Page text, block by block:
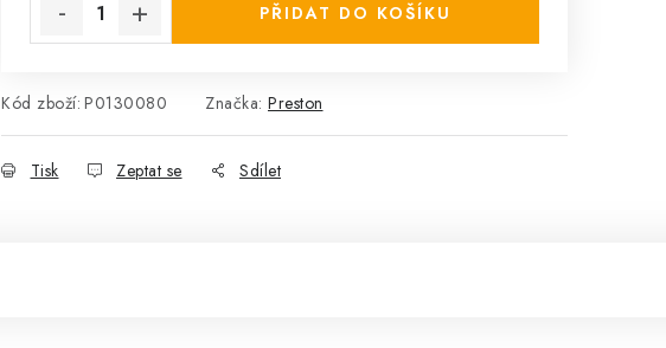
PŘIDAT DO KOŠÍKU
Kód zboží: P0130080 Značka: Preston
Tisk Zeptat se Sdílet